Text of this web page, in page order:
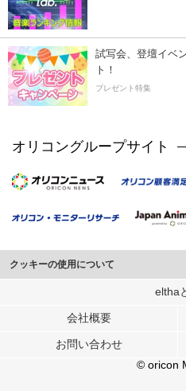
試写会、登壇イベ
ト！
プレゼント特集
オリコングループサイト
クッキーの使用について
このサイトでは Cookie を使用して、ユ
行っています。
メディアや広告配信、データ解析の各パ
ユーザーが各パートナーのサービスを
eltha
会社概要
お問い合わせ
© oricon